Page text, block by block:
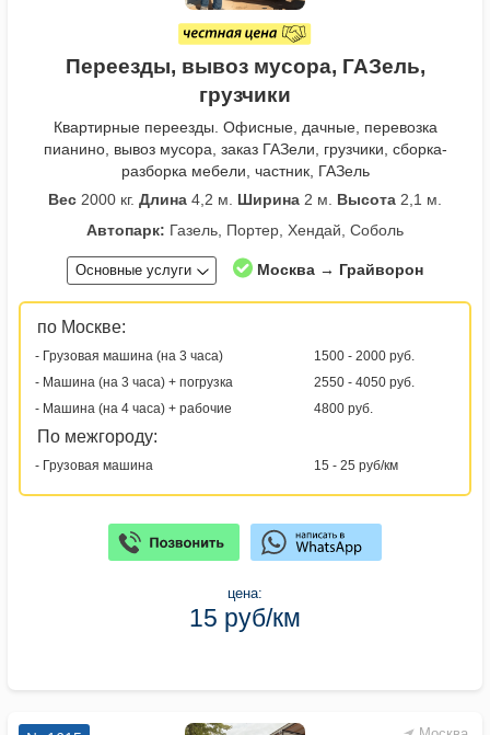
Переезды, вывоз мусора, ГАЗель,
грузчики
Квартирные переезды. Офисные, дачные, перевозка
пианино, вывоз мусора, заказ ГАЗели, грузчики, сборка-
разборка мебели, частник, ГАЗель
Вес 2000 кг. Длина 4,2 м. Ширина 2 м. Высота 2,1 м.
Автопарк: Газель, Портер, Хендай, Соболь
Основные услуги Москва → Грайворон
по Москве:
- Грузовая машина (на 3 часа)
1500 - 2000 руб.
- Машина (на 3 часа) + погрузка
2550 - 4050 руб.
- Машина (на 4 часа) + рабочие
4800 руб.
По межгороду:
- Грузовая машина 15 - 25 руб/км
цена:
15 руб/км